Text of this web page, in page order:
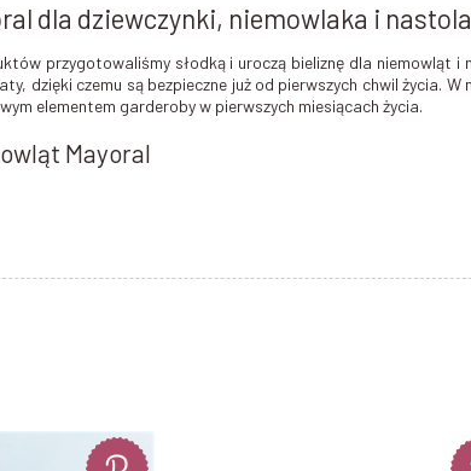
dla dziewczynki, niemowlaka i
przygotowaliśmy słodką i uroczą bieliznę dla niemowląt i
dzięki czemu są bezpieczne już od pierwszych chwil życia.
elementem garderoby w pierwszych miesiącach życia.
Mayoral
aby wybrać taki model, który nie będzie krępował ruchów,
napy, dzięki którym w łatwy i szybki sposób można zapiąć lub
to rodzaj
upalne dni rampers stanowi jedynie kompletne ubranko
dla niemowląt Mayoral